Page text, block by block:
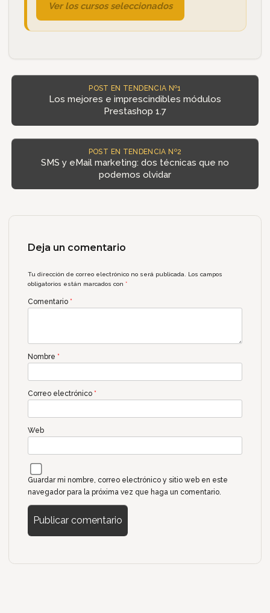
Ver los cursos seleccionados
POST EN TENDENCIA Nº1
Los mejores e imprescindibles módulos
Prestashop 1.7
POST EN TENDENCIA Nº2
SMS y eMail marketing: dos técnicas que no
podemos olvidar
Deja un comentario
Tu dirección de correo electrónico no será publicada.
Los campos
obligatorios están marcados con*
Comentario *
Nombre *
Correo electrónico *
Web
Guardar mi nombre, correo electrónico y sitio web en este
navegador para la próxima vez que haga un comentario.